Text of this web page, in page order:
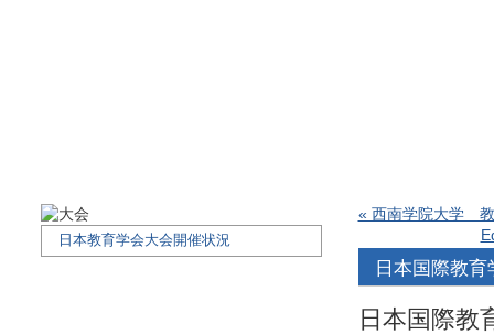
日本教育学会大会開催状況
« 西南学院大学 教
日本国際教
日本国際教